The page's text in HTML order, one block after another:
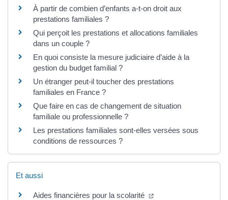
À partir de combien d’enfants a-t-on droit aux
prestations familiales ?
Qui perçoit les prestations et allocations familiales
dans un couple ?
En quoi consiste la mesure judiciaire d’aide à la
gestion du budget familial ?
Un étranger peut-il toucher des prestations
familiales en France ?
Que faire en cas de changement de situation
familiale ou professionnelle ?
Les prestations familiales sont-elles versées sous
conditions de ressources ?
Et aussi
Aides financières pour la scolarité